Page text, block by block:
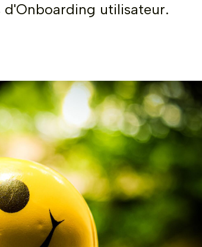
d'Onboarding utilisateur.